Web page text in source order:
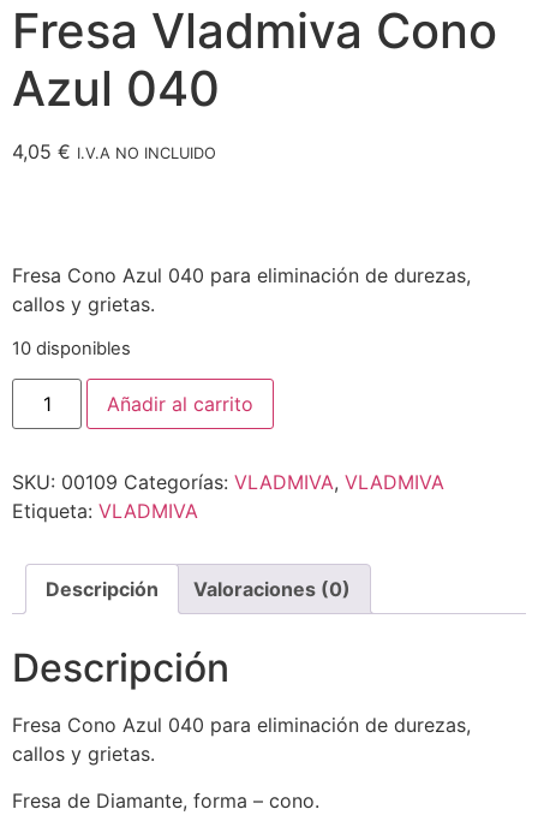
Fresa Vladmiva Cono
Azul 040
4,05 € I.V.A NO INCLUIDO
Fresa Cono Azul 040 para eliminación de durezas,
callos y grietas.
10 disponibles
Añadir al carrito
SKU: 00109 Categorías: VLADMIVA, VLADMIVA
Etiqueta: VLADMIVA
Descripción Valoraciones (0)
Descripción
Fresa Cono Azul 040 para eliminación de durezas,
callos y grietas.
Fresa de Diamante, forma – cono.